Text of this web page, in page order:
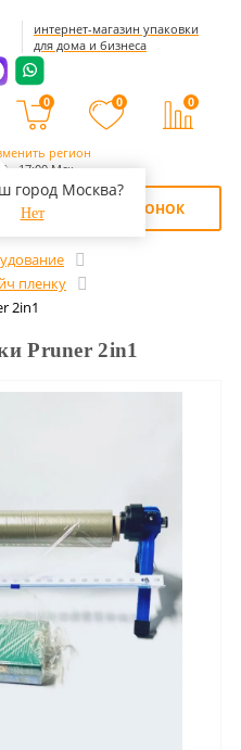
регион
город Москва?
Нет
- 17:00 Мск
интернет-магазин упаковки
для дома и бизнеса
0 0 0
ОБРАТНЫЙ ЗВОНОК
пленку
2in1
Pruner 2in1